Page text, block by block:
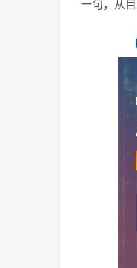
一句，从